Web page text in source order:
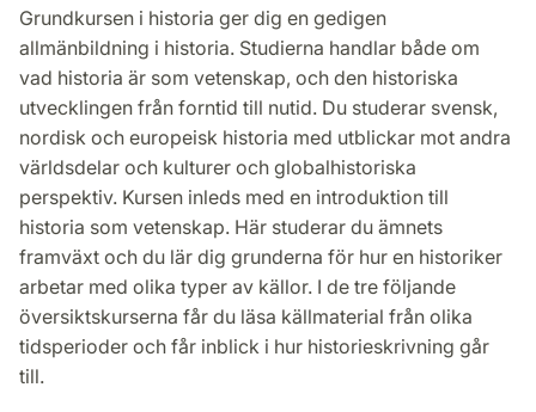
Grundkursen i historia ger dig en gedigen
allmänbildning i historia. Studierna handlar både om
vad historia är som vetenskap, och den historiska
utvecklingen från forntid till nutid. Du studerar svensk,
nordisk och europeisk historia med utblickar mot andra
världsdelar och kulturer och globalhistoriska
perspektiv. Kursen inleds med en introduktion till
historia som vetenskap. Här studerar du ämnets
framväxt och du lär dig grunderna för hur en historiker
arbetar med olika typer av källor. I de tre följande
översiktskurserna får du läsa källmaterial från olika
tidsperioder och får inblick i hur historieskrivning går
till.